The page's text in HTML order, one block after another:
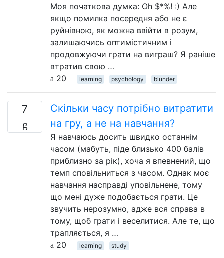
Моя початкова думка: Oh $*%! :) Але
якщо помилка посередня або не є
руйнівною, як можна ввійти в розум,
залишаючись оптимістичним і
продовжуючи грати на виграш? Я раніше
втратив свою …
20
learning psychology blunder
7
Скільки часу потрібно витратити
на гру, а не на навчання?
Я навчаюсь досить швидко останнім
часом (мабуть, піде близько 400 балів
приблизно за рік), хоча я впевнений, що
темп сповільниться з часом. Однак моє
навчання насправді уповільнене, тому
що мені дуже подобається грати. Це
звучить нерозумно, адже вся справа в
тому, щоб грати і веселитися. Але те, що
трапляється, я …
20
learning study